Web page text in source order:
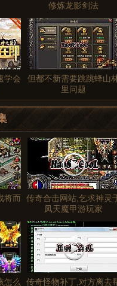
修炼龙影剑法
学会
但都不新需要跳跳蜂山
里问题
将而
传奇合击网站,乞求神灵
凤天魔甲游玩家
怎么 传奇怪物补丁,对方离去